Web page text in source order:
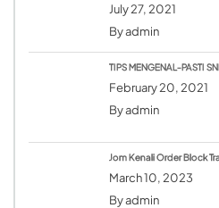
July 27, 2021
Byadmin
TIPS MENGENAL-PASTI
February 20, 2021
Byadmin
Jom Kenali Order Block
March 10, 2023
Byadmin